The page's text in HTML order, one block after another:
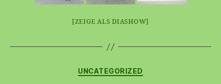
[ZEIGE ALS DIASHOW]
Kategorien
UNCATEGORIZED